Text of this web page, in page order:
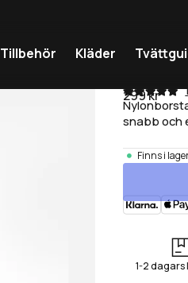
Tillbehör Kläder
299 kr
snabb och
Finns i
1-2 dagars